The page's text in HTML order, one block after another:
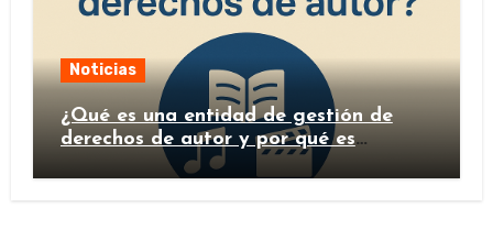
Noticias
¿Qué es una entidad de gestión de
derechos de autor y por qué es
importante?